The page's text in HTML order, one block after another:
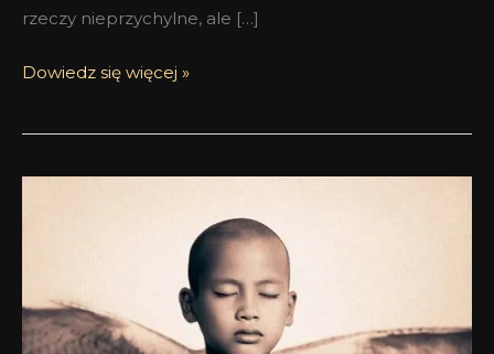
rzeczy nieprzychylne, ale […]
Dowiedz się więcej »
Smell
Bent